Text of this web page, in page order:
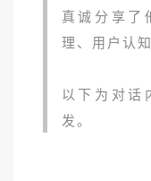
真诚分享了
理、用户认
以下为对话
发。